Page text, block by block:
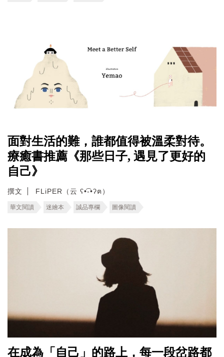
面對生活的難，誰都值得被溫柔對待。
療癒書推薦《那些日子, 遇見了更好的
自己》
撰文 FLiPER（云 ʕ•͡-•ʔฅ）
華文閱讀 迷繪本 誠品專欄 圖像閱讀
在成為「自己」的路上，每一段岔路都